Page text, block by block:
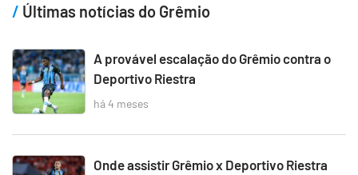
Últimas notícias do Grêmio
A provável escalação do Grêmio contra o
Deportivo Riestra
há 4 meses
Onde assistir Grêmio x Deportivo Riestra